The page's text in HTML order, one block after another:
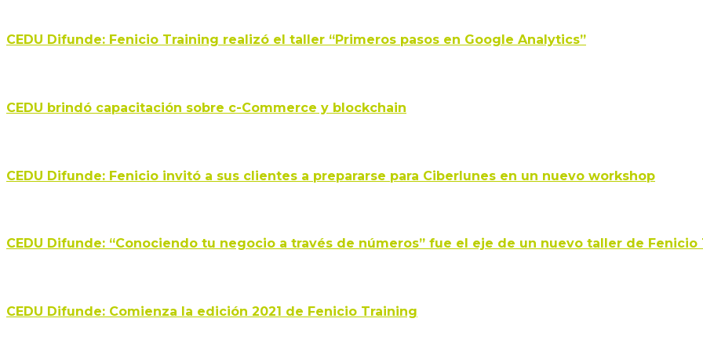
CEDU Difunde: Fenicio Training realizó el taller “Primeros pasos en Google Analytics”
CEDU brindó capacitación sobre c-Commerce y blockchain
CEDU Difunde: Fenicio invitó a sus clientes a prepararse para Ciberlunes en un nuevo workshop
CEDU Difunde: “Conociendo tu negocio a través de números” fue el eje de un nuevo taller de Fenicio
CEDU Difunde: Comienza la edición 2021 de Fenicio Training